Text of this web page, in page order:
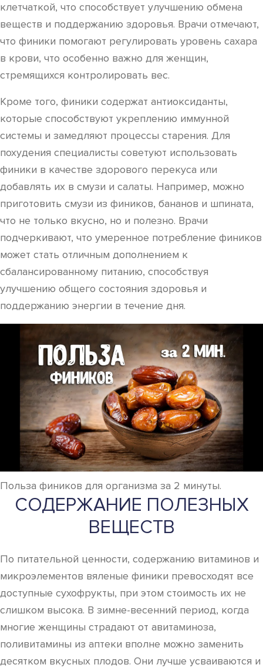
клетчаткой, что способствует улучшению обмена
веществ и поддержанию здоровья. Врачи отмечают,
что финики помогают регулировать уровень сахара
в крови, что особенно важно для женщин,
стремящихся контролировать вес.
Кроме того, финики содержат антиоксиданты,
которые способствуют укреплению иммунной
системы и замедляют процессы старения. Для
похудения специалисты советуют использовать
финики в качестве здорового перекуса или
добавлять их в смузи и салаты. Например, можно
приготовить смузи из фиников, бананов и шпината,
что не только вкусно, но и полезно. Врачи
подчеркивают, что умеренное потребление фиников
может стать отличным дополнением к
сбалансированному питанию, способствуя
улучшению общего состояния здоровья и
поддержанию энергии в течение дня.
Польза фиников для организма за 2 минуты.
СОДЕРЖАНИЕ ПОЛЕЗНЫХ
ВЕЩЕСТВ
По питательной ценности, содержанию витаминов и
микроэлементов вяленые финики превосходят все
доступные сухофрукты, при этом стоимость их не
слишком высока. В зимне-весенний период, когда
многие женщины страдают от авитаминоза,
поливитамины из аптеки вполне можно заменить
десятком вкусных плодов. Они лучше усваиваются и